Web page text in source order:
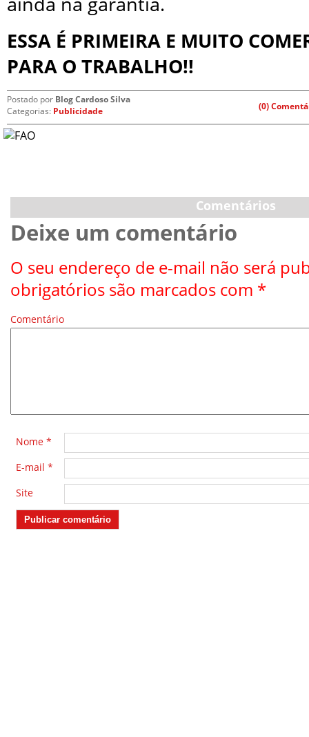
ESSA É PRIMEIRA E MUITO
PARA O TRABALHO!!
Postado por Blog Cardoso Silva
Categorias: Publicidade (0)
Comentários
Deixe um comentário
O seu endereço de e-mail não será
obrigatórios são marcados com *
Comentário
Nome *
E-mail *
Site